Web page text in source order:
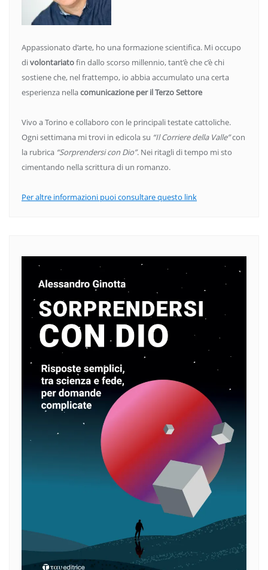
Appassionato d’arte, ho una formazione scientifica. Mi occupo
divolontariatofin dallo scorso millennio, tant’è che c’è chi
sostiene che, nel frattempo, io abbia accumulato una certa
esperienza nellacomunicazione per il Terzo Settore
Vivo a Torino e collaboro con le principali testate cattoliche.
Ogni settimana mi trovi in edicola su “Il Corriere della Valle”con
la rubrica “Sorprendersi con Dio”. Nei ritagli di tempo mi sto
cimentando nella scrittura di un romanzo.
Per altre informazioni puoi consultare questo link